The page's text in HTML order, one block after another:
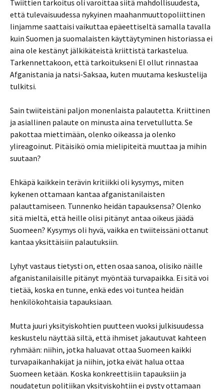
Twiittien tarkoitus oli varoittaa siitä mahdollisuudesta,
että tulevaisuudessa nykyinen maahanmuuttopoliittinen
linjamme saattaisi vaikuttaa epäeettiseltä samalla tavalla
kuin Suomen ja suomalaisten käyttäytyminen historiassa ei
aina ole kestänyt jälkikäteistä kriittistä tarkastelua.
Tarkennettakoon, että tarkoitukseni EI ollut rinnastaa
Afganistania ja natsi-Saksaa, kuten muutama keskustelija
tulkitsi.
Sain twiiteistäni paljon monenlaista palautetta. Kriittinen
ja asiallinen palaute on minusta aina tervetullutta. Se
pakottaa miettimään, olenko oikeassa ja olenko
ylireagoinut. Pitäisikö omia mielipiteitä muuttaa ja mihin
suutaan?
Ehkäpä kaikkein terävin kritiikki oli kysymys, miten
kykenen ottamaan kantaa afganistanilaisten
palauttamiseen. Tunnenko heidän tapauksensa? Olenko
sitä mieltä, että heille olisi pitänyt antaa oikeus jäädä
Suomeen? Kysymys oli hyvä, vaikka en twiiteissäni ottanut
kantaa yksittäisiin palautuksiin.
Lyhyt vastaus tietysti on, etten osaa sanoa, olisiko näille
afganistanilaisille pitänyt myöntää turvapaikka. Ei sitä voi
tietää, koska en tunne, enkä edes voi tuntea heidän
henkilökohtaisia tapauksiaan.
Mutta juuri yksityiskohtien puutteen vuoksi julkisuudessa
keskustelu näyttää siltä, että ihmiset jakautuvat kahteen
ryhmään: niihin, jotka haluavat ottaa Suomeen kaikki
turvapaikanhakijat ja niihin, jotka eivät halua ottaa
Suomeen ketään. Koska konkreettisiin tapauksiin ja
noudatetun politiikan yksityiskohtiin ei pysty ottamaan